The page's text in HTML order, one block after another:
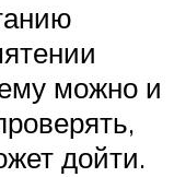
можно и
дойти.